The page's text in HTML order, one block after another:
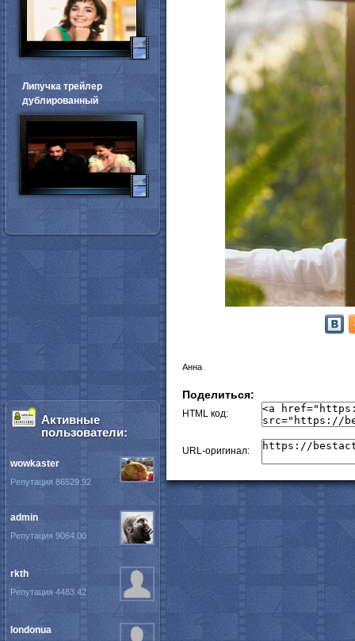
Анна
Поделиться:
HTML код:
URL-оригинал:
Липучка трейлер
дублированный
Активные
пользователи:
wowkaster
Репутация 86529.92
admin
Репутация 9064.00
rkth
Репутация 4483.42
londonua